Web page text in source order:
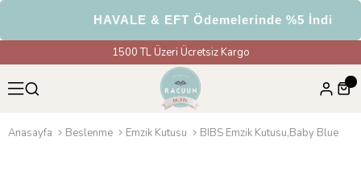
HAVALE & EFT Ödemelerinde %5 İndirim
1500 TL Üzeri Ücretsiz Kargo
Anasayfa Beslenme Emzik Kutusu BIBS Emzik Kutusu,Baby Blue